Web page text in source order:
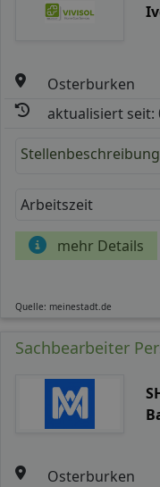
Osterburken
aktualisiert seit:
Arbeitszeit
mehr Details
Quelle: meinestadt.de
Sachbearbeiter
Osterburken